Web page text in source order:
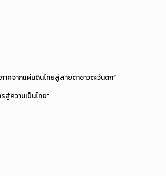
คจากแผ่นดินไทยสู่สายตาชาวตะวันตก”
ความเป็นไทย”